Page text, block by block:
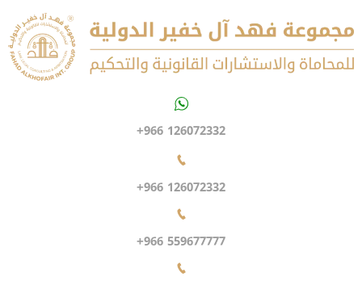
+966 126072332
+966 126072332
+966 559677777